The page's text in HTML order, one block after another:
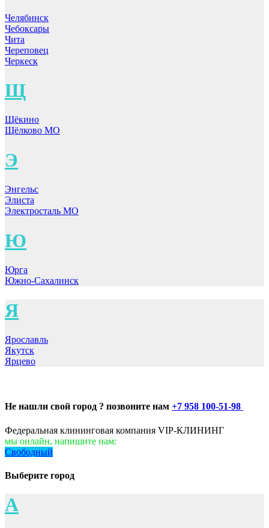
Челябинск
Чебоксары
Чита
Череповец
Черкеск
Щ
Щёкино
Щёлково МО
Э
Энгельс
Элиста
Электросталь МО
Ю
Юрга
Южно-Сахалинск
Я
Ярославль
Якутск
Ярцево
Не нашли свой город ? позвоните нам +7 958 100-51-98
Федеральная клининговая компания VIP-КЛИНИНГ
мы онлайн, напишите нам:
Свободный
Выберите город
А